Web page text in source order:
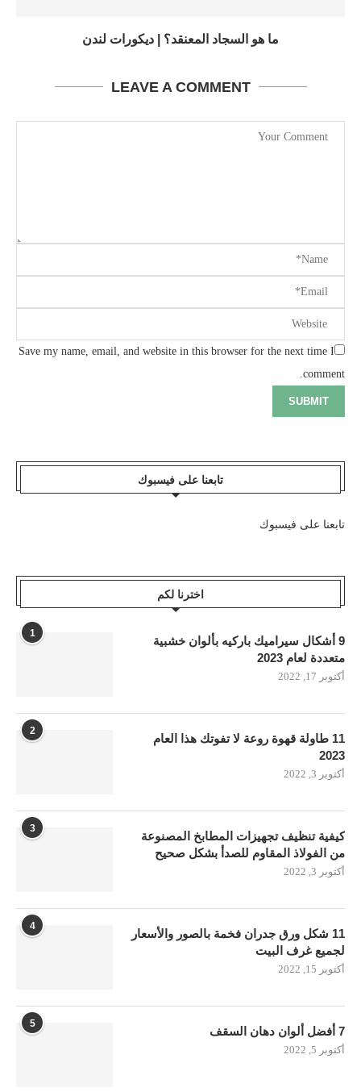
ما هو السجاد المعنقد؟ | ديكورات لندن
LEAVE A COMMENT
Save my name, email, and website in this browser for the next time I
comment.
تابعنا على فيسبوك
تابعنا على فيسبوك
اخترنا لكم
1
9 أشكال سيراميك باركيه بألوان خشبية
متعددة لعام 2023
أكتوبر 17, 2022
2
11 طاولة قهوة روعة لا تفوتك هذا العام
2023
أكتوبر 3, 2022
3
كيفية تنظيف تجهيزات المطابخ المصنوعة
من الفولاذ المقاوم للصدأ بشكل صحيح
أكتوبر 3, 2022
4
11 شكل ورق جدران فخمة بالصور والأسعار
لجميع غرف البيت
أكتوبر 15, 2022
5
7 أفضل ألوان دهان السقف
أكتوبر 5, 2022